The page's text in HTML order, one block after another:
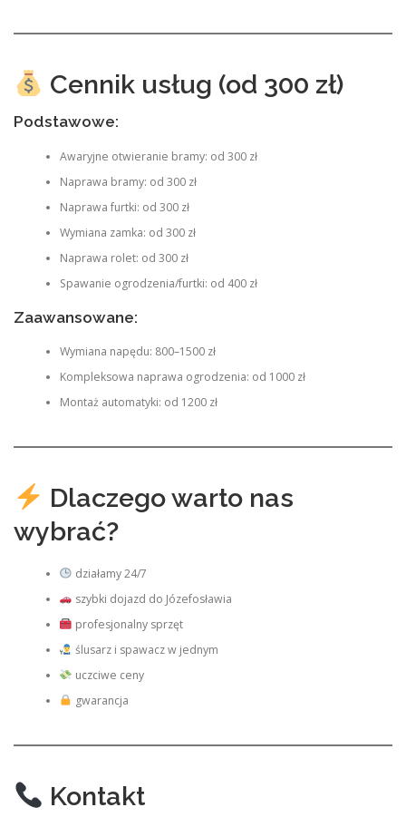
Cennik usług (od 300 zł)
Podstawowe:
Awaryjne otwieranie bramy: od 300 zł
Naprawa bramy: od 300 zł
Naprawa furtki: od 300 zł
Wymiana zamka: od 300 zł
Naprawa rolet: od 300 zł
Spawanie ogrodzenia/furtki: od 400 zł
Zaawansowane:
Wymiana napędu: 800–1500 zł
Kompleksowa naprawa ogrodzenia: od 1000 zł
Montaż automatyki: od 1200 zł
Dlaczego warto nas
wybrać?
działamy 24/7
szybki dojazd do Józefosławia
profesjonalny sprzęt
ślusarz i spawacz w jednym
uczciwe ceny
gwarancja
Kontakt